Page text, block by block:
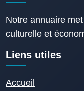
Notre annuaire
culturelle et
Liens utiles
Accueil